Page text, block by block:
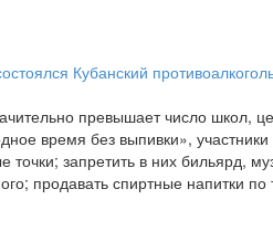
Кубанский
превышает число школ,
время без выпивки», участники
запретить в них бильярд,
продавать спиртные напитки